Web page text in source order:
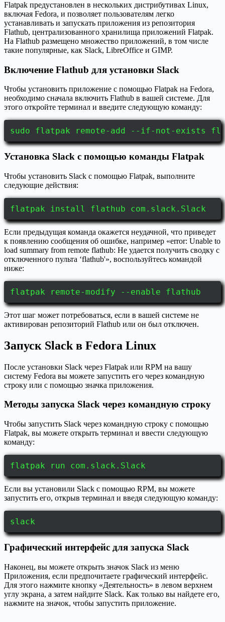
Flatpak предустановлен в нескольких дистрибутивах Linux,
включая Fedora, и позволяет пользователям легко
устанавливать и запускать приложения из репозитория
Flathub, централизованного хранилища приложений Flatpak.
На Flathub размещено множество приложений, в том числе
такие популярные, как Slack, LibreOffice и GIMP.
Включение Flathub для установки Slack
Чтобы установить приложение с помощью Flatpak на Fedora,
необходимо сначала включить Flathub в вашей системе. Для
этого откройте терминал и введите следующую команду:
sudo flatpak remote-add --if-not-exists
Установка Slack с помощью команды Flatpak
Чтобы установить Slack с помощью Flatpak, выполните
следующие действия:
flatpak install flathub com.slack.Slack
Если предыдущая команда окажется неудачной, что приведет
к появлению сообщения об ошибке, например «error: Unable to
load summary from remote flathub: Не удается получить сводку с
отключенного пульта ‘flathub'», воспользуйтесь командой
ниже:
flatpak remote-modify --enable flathub
Этот шаг может потребоваться, если в вашей системе не
активирован репозиторий Flathub или он был отключен.
Запуск Slack в Fedora Linux
После установки Slack через Flatpak или RPM на вашу
систему Fedora вы можете запустить его через командную
строку или с помощью значка приложения.
Методы запуска Slack через командную строку
Чтобы запустить Slack через командную строку с помощью
Flatpak, вы можете открыть терминал и ввести следующую
команду:
flatpak run com.slack.Slack
Если вы установили Slack с помощью RPM, вы можете
запустить его, открыв терминал и введя следующую команду:
slack
Графический интерфейс для запуска Slack
Наконец, вы можете открыть значок Slack из меню
Приложения, если предпочитаете графический интерфейс.
Для этого нажмите кнопку «Деятельность» в левом верхнем
углу экрана, а затем найдите Slack. Как только вы найдете его,
нажмите на значок, чтобы запустить приложение.